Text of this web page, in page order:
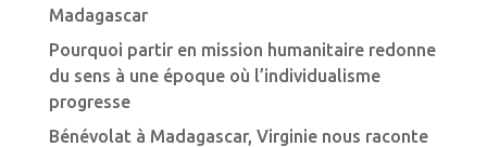
Madagascar
Pourquoi partir en mission humanitaire redonne
du sens à une époque où l’individualisme
progresse
Bénévolat à Madagascar, Virginie nous raconte